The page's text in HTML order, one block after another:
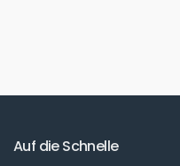
Auf die Schnelle